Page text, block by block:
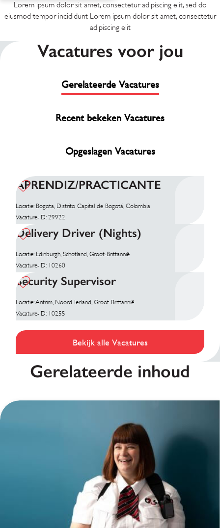
Lorem ipsum dolor sit amet, consectetur adipiscing elit, sed do
eiusmod tempor incididunt Lorem ipsum dolor sit amet, consectetur
adipiscing elit
Vacatures voor jou
Gerelateerde Vacatures
Recent bekeken Vacatures
Opgeslagen Vacatures
APRENDIZ/PRACTICANTE
Locatie: Bogota, Distrito Capital de Bogotá, Colombia
Vacature-ID: 29922
Delivery Driver (Nights)
Locatie: Edinburgh, Schotland, Groot-Brittannië
Vacature-ID: 10260
Security Supervisor
Locatie: Antrim, Noord Ierland, Groot-Brittannië
Vacature-ID: 10255
Bekijk alle Vacatures
Gerelateerde inhoud